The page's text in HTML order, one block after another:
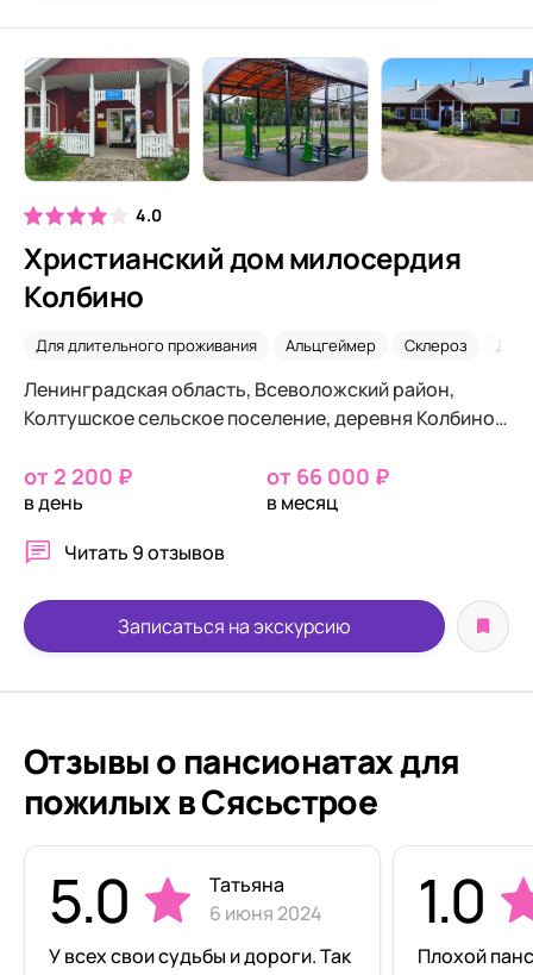
4.0
Христианский дом милосердия
Колбино
Для длительного проживания Альцгеймер Склероз
Ленинградская область, Всеволожский район,
Колтушское сельское поселение, деревня Колбино,
от 2 200 ₽
в день
от 66 000 ₽
в месяц
Читать 9 отзывов
Записаться на экскурсию
Отзывы о пансионатах для
пожилых в Сясьстрое
5.0
Татьяна
6 июня 2024
У всех свои судьбы и дороги. Так
1.0
Плохой